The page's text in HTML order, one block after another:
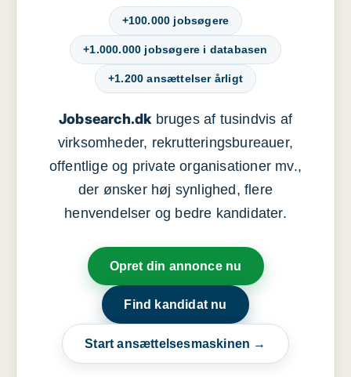
+100.000 jobsøgere
+1.000.000 jobsøgere i databasen
+1.200 ansættelser årligt
Jobsearch.dkbruges af tusindvis af
virksomheder, rekrutteringsbureauer,
offentlige og private organisationer mv.,
der ønsker høj synlighed, flere
henvendelser og bedre kandidater.
Opret din annonce nu
Find kandidat nu
Start ansættelsesmaskinen →